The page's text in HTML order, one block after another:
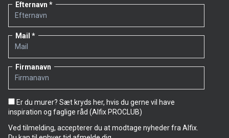
Efternavn
Mail
Firmanavn
Er du murer? Sæt kryds her, hvis du gerne vil have
inspiration og faglige råd (Alfix PROCLUB)
Ved tilmelding, accepterer du at modtage nyheder fra Alfix.